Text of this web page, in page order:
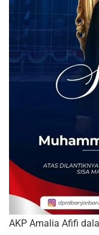
AKP Amalia Afifi